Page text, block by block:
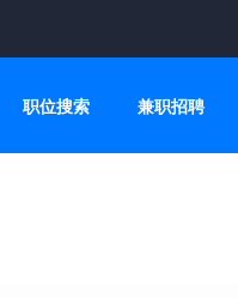
职位搜索 兼职招聘